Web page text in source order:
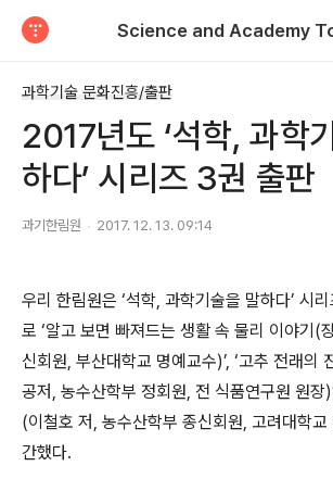
Science and Academy
과학기술 문화진흥/출판
2017년도 ‘석학, 과학
하다’ 시리즈 3권 출판
과기한림원 2017. 12. 13. 09:14
우리 한림원은 ‘석학, 과학기술을 말하다’ 시
로 ‘알고 보면 빠져드는 생활 속 물리 이야기(
신회원, 부산대학교 명예교수)’, ‘고추 전래의
공저, 농수산학부 정회원, 전 식품연구원 원장
(이철호 저, 농수산학부 종신회원, 고려대학
간했다.